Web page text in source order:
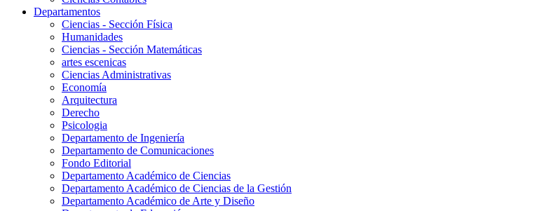
Departamentos
Ciencias - Sección Física
Humanidades
Ciencias - Sección Matemáticas
artes escenicas
Ciencias Administrativas
Economía
Arquitectura
Derecho
Psicologia
Departamento de Ingeniería
Departamento de Comunicaciones
Fondo Editorial
Departamento Académico de Ciencias
Departamento Académico de Ciencias de la Gestión
Departamento Académico de Arte y Diseño